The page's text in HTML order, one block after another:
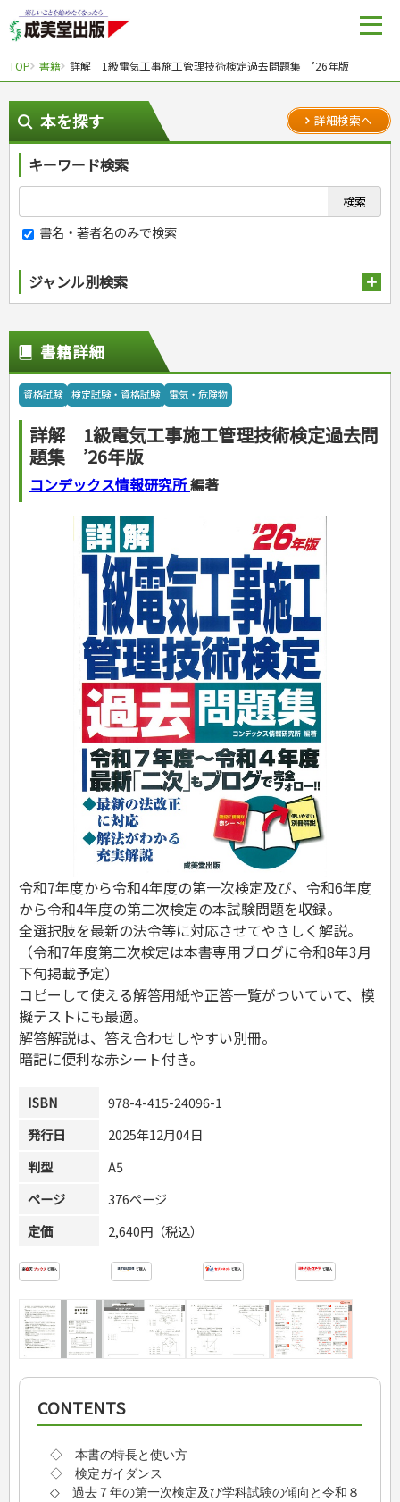
TOP 書籍 詳解 1級電気工事施工管理技術検定過去問題集 ’26年版
本を探す 詳細検索へ
キーワード検索
書名・著者名のみで検索
ジャンル別検索
スポーツ
スポーツルール
野球
ゴルフ
ジュニアスポーツ
その他スポーツ
自然・アウトドア・ペット
アウトドア
犬・猫
園芸・野菜づくり
雑学
娯楽・ゲーム・占い
ナンプレ
ゲーム・マジック
家相・風水・占い
カルチャー・芸術・趣味
音楽・楽器
趣味・鑑賞・カメラ
絵画・デッサン
辞典
語学・旅行会話
運転免許
原付・二輪
普通免許
生活・暮らし
料理
料理・レシピ
各国料理
お弁当
調理器具クッキング
お菓子・ケーキ・パン
飲み物・お酒
手芸・クラフト
ソーイング
クラフト
インテリア・ハウジング
収納・掃除・暮らし
美容・ファッション
ダイエット・エクササイズ
着物・着つけ
冠婚葬祭・手紙・ペン字
手紙・ペン字
妊娠・出産・育児
離乳食・幼児食・こどもレシピ
健康と保育
家庭医学・健康
ツボ・マッサージ
家庭医学・病気
健康知識
栄養事典
看護・介護
看護一般
介護一般
保育・教育
パネルシアター
指導マニュアル
こどもの本
児童一般
おりがみ・あやとり
なぞなぞ・ゲーム
占い・心理ゲーム
のりもの・ずかん
読み物・絵本
音と光のでる絵本
学参・ドリル
夏休みドリル
総復習ドリル
学習・地図
自由研究・読書感想文
えんぴつちょう
就職活動
就職活動
就職試験
資格試験
英語検定・TOEIC
漢字検定・数学検定
簿記検定
看護・薬学
ケアマネジャー
介護・社会福祉士
保育士
司法書士・社労士
行政書士・宅建
衛生管理・運行管理
建築・土木
電気・危険物
調理師
スキル・キャリアアップ
危険物取扱者
消防設備士
登録販売者
経営・経済・法律
マネー・株・資産
ビジネス・法律
簿記・経理・税金・保険
その他ビジネス
自己啓発
自己啓発
ビジネス読み物
旅行・歴史
国内・海外旅行
国外旅行
国内旅行
散歩・グルメ
地理・地図
成美文庫
その他文庫
プラチナダイアリー プレステージ
書籍詳細
資格試験 検定試験・資格試験 電気・危険物
詳解 1級電気工事施工管理技術検定過去問
題集 ’26年版
コンデックス情報研究所編著
令和7年度から令和4年度の第一次検定及び、令和6年度
から令和4年度の第二次検定の本試験問題を収録。
全選択肢を最新の法令等に対応させてやさしく解説。
（令和7年度第二次検定は本書専用ブログに令和8年3月
下旬掲載予定）
コピーして使える解答用紙や正答一覧がついていて、模
擬テストにも最適。
解答解説は、答え合わせしやすい別冊。
暗記に便利な赤シート付き。
ISBN
978-4-415-24096-1
発行日
2025年12月04日
判型
A5
ページ
376ページ
定価
2,640円（税込）
CONTENTS
◇ 本書の特長と使い方
◇ 検定ガイダンス
◇ 過去７年の第一次検定及び学科試験の傾向と令和８